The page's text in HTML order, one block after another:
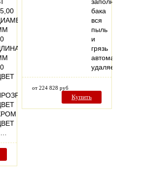
бака
вся
пыль
и
грязь
автоматически
удаляется…
от 224 828 руб
Купить